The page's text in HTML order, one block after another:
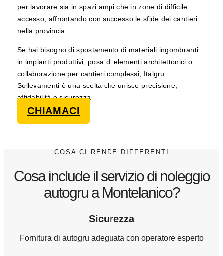
per lavorare sia in spazi ampi che in zone di difficile
accesso, affrontando con successo le sfide dei cantieri
nella provincia.
Se hai bisogno di spostamento di materiali ingombranti
in impianti produttivi, posa di elementi architettonici o
collaborazione per cantieri complessi, Italgru
Sollevamenti è una scelta che unisce precisione,
affidabilità e sicurezza
CHIAMACI
COSA CI RENDE DIFFERENTI
Cosa include il servizio di noleggio
autogru a Montelanico?
Sicurezza
Fornitura di autogru adeguata con operatore esperto